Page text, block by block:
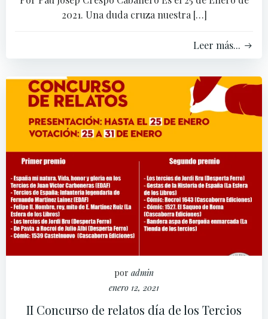
2021. Una duda cruza nuestra […]
Leer más...
por admin
enero 12, 2021
II Concurso de relatos día de los Tercios